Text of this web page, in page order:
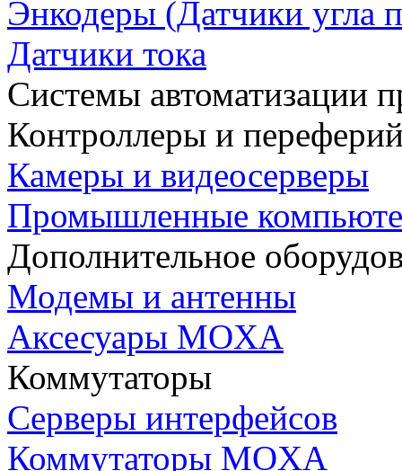
Энкодеры (Датчики угла
Датчики тока
Системы автоматизации
Контроллеры и
Камеры и видеосерверы
Промышленные
Дополнительное
Модемы и антенны
Аксесуары MOXA
Коммутаторы
Серверы интерфейсов
Коммутаторы MOXA